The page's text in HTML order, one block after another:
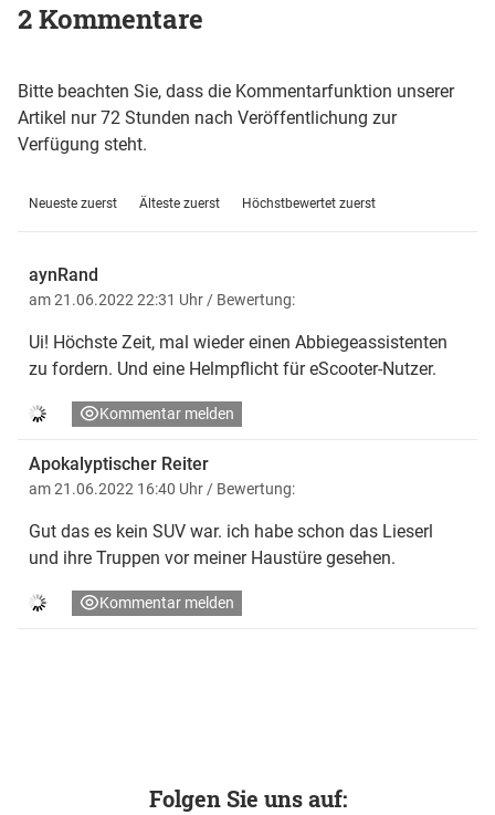
2 Kommentare
Bitte beachten Sie, dass die Kommentarfunktion unserer
Artikel nur 72 Stunden nach Veröffentlichung zur
Verfügung steht.
Neueste zuerst Älteste zuerst Höchstbewertet zuerst
aynRand
am 21.06.2022 22:31 Uhr / Bewertung:
Ui! Höchste Zeit, mal wieder einen Abbiegeassistenten
zu fordern. Und eine Helmpflicht für eScooter-Nutzer.
Kommentar melden
Apokalyptischer Reiter
am 21.06.2022 16:40 Uhr / Bewertung:
Gut das es kein SUV war. ich habe schon das Lieserl
und ihre Truppen vor meiner Haustüre gesehen.
Kommentar melden
Folgen Sie uns auf: